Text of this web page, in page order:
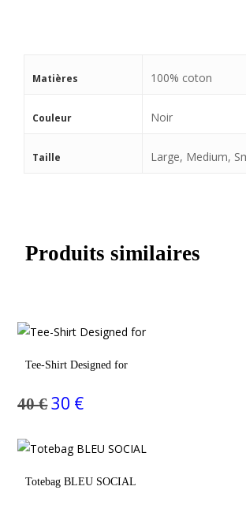
Matières 100% coton
Couleur Noir
Taille Large, Medium,
Produits similaires
Tee-Shirt Designed for
40€ Le
était :
30 €Le
est :
Ajouter Au Panier
Totebag BLEU SOCIAL